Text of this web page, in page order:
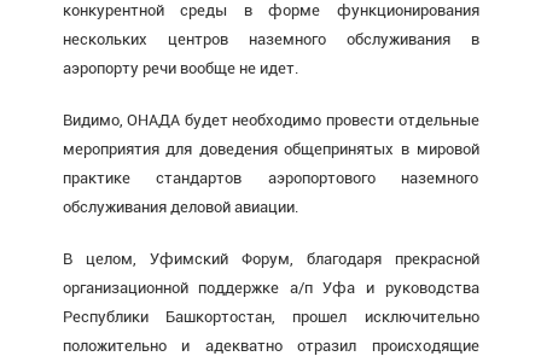
конкурентной среды в форме функционирования
нескольких центров наземного обслуживания в
аэропорту речи вообще не идет.
Видимо, ОНАДА будет необходимо провести отдельные
мероприятия для доведения общепринятых в мировой
практике стандартов аэропортового наземного
обслуживания деловой авиации.
В целом, Уфимский Форум, благодаря прекрасной
организационной поддержке а/п Уфа и руководства
Республики Башкортостан, прошел исключительно
положительно и адекватно отразил происходящие